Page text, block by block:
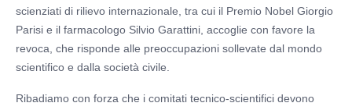
scienziati di rilievo internazionale, tra cui il Premio Nobel Giorgio
Parisi e il farmacologo Silvio Garattini, accoglie con favore la
revoca, che risponde alle preoccupazioni sollevate dal mondo
scientifico e dalla società civile.
Ribadiamo con forza che i comitati tecnico-scientifici devono